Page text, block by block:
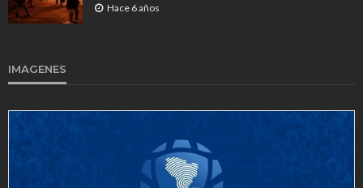
Hace 6 años
IMAGENES